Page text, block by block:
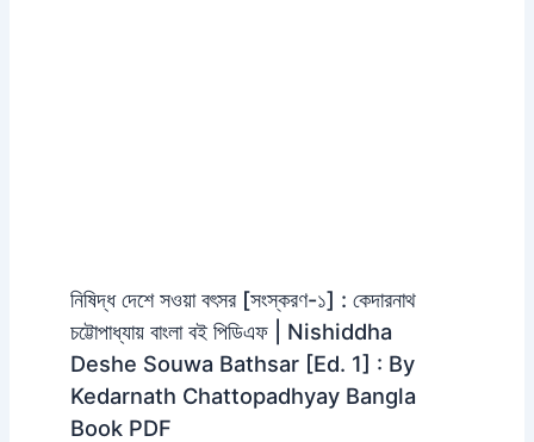
নিষিদ্ধ দেশে সওয়া বৎসর [সংস্করণ-১] : কেদারনাথ
চট্টোপাধ্যায় বাংলা বই পিডিএফ | Nishiddha
Deshe Souwa Bathsar [Ed. 1] : By
Kedarnath Chattopadhyay Bangla
Book PDF